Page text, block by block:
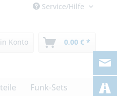
Service/Hilfe
Konto 0,00 € *
Funk-Sets